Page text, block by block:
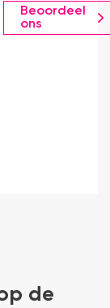
Beoordeel
ons
de